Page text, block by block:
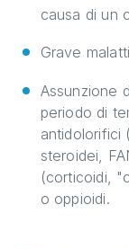
causa di un
Grave
Assunzione
periodo di
antidolorifici
steroidei,
(corticoidi,
o oppioidi.